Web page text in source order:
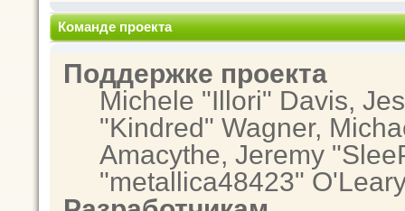
Команде проекта
Поддержке проекта
Michele "Illori" Davis,
"Kindred" Wagner,
Amacythe, Jeremy
"metallica48423"